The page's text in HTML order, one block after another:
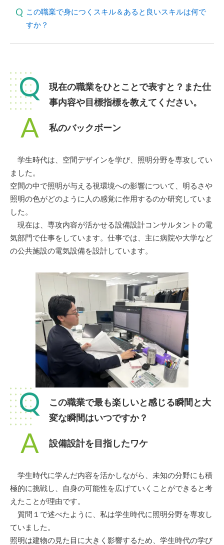
この職業で身につくスキル＆あると良いスキルは何で
すか？
Q
現在の職業をひとことで表すと？また仕
事内容や目標指標を教えてください。
A 私のバックボーン
学生時代は、空間デザインを学び、照明分野を専攻してい
ました。
空間の中で照明が与える視環境への影響について、明るさや
照明の色がどのように人の感覚に作用するのか研究していま
した。
現在は、専攻内容が活かせる設備設計コンサルタントの電
気部門で仕事をしています。仕事では、主に病院や大学など
の公共施設の電気設備を設計しています。
Q
この職業で最も楽しいと感じる瞬間と大
変な瞬間はいつですか？
A 設備設計を目指したワケ
学生時代に学んだ内容を活かしながら、未知の分野にも積
極的に挑戦し、自身の可能性を広げていくことができると考
えたことが理由です。
質問１で述べたように、私は学生時代に照明分野を専攻し
ていました。
照明は建物の見た目に大きく影響するため、学生時代の学び